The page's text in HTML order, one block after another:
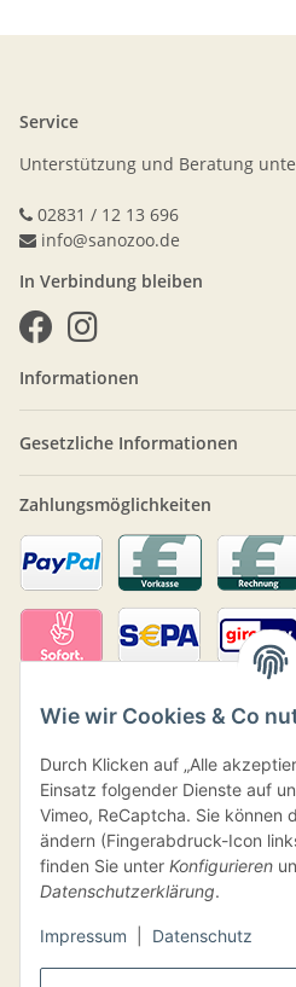
Wie wir Cookies & Co
Durch Klicken auf „Alle
Einsatz folgender Dienste auf
Vimeo, ReCaptcha. Sie können
ändern (Fingerabdruck-Icon
finden Sie unter Konfigurieren
Datenschutzerklärung.
Impressum Datenschutz
Service
Unterstützung und Beratung
02831 / 12 13 696
info@sanozoo.de
In Verbindung bleiben
Informationen
Gesetzliche Informationen
Zahlungsmöglichkeiten
Versand